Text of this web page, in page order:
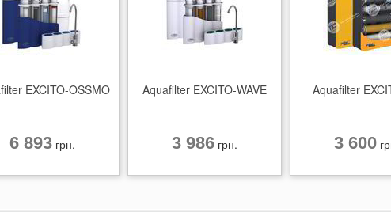
EXCITO-OSSMO
6 893грн.
Aquafilter EXCITO-WAVE
3 986грн.
Aquafilter
3 600